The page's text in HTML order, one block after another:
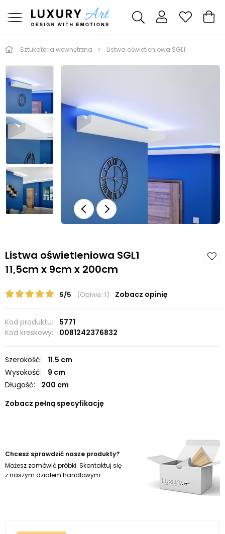
Sztukateria wewnętrzna Listwa oświetleniowa SGL1
Listwa oświetleniowa SGL1
11,5cm x 9cm x 200cm
5/5 (Opinie: 1) Zobacz opinię
Kod produktu:
5771
Kod kreskowy:
0081242376832
Szerokość:
11.5 cm
Wysokość:
9 cm
Długość:
200 cm
Zobacz pełną specyfikację
Chcesz sprawdzić nasze produkty?
Możesz zamówić próbki. Skontaktuj się
z naszym działem handlowym.